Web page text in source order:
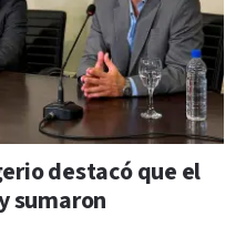
destacó que el
sumaron